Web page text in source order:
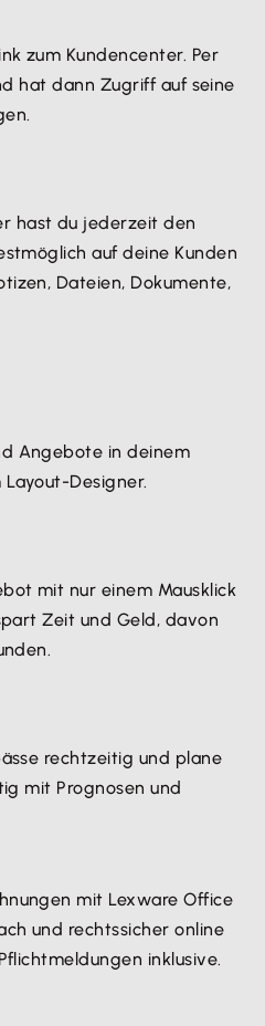
zum Kundencenter. Per
hat dann Zugriff auf seine
hast du jederzeit den
auf deine Kunden
Dateien, Dokumente,
Angebote in deinem
Designer.
mit nur einem Mausklick
Zeit und Geld, davon
rechtzeitig und plane
mit Prognosen und
mit Lexware Office
und rechtssicher online
inklusive.